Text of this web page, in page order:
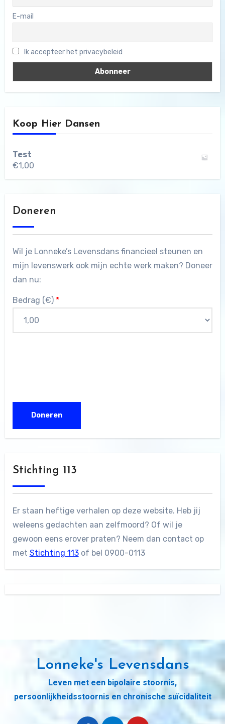
E-mail
Ik accepteer het privacybeleid
Koop Hier Dansen
Test
€1,00
Doneren
Wil je Lonneke’s Levensdans financieel steunen en
mijn levenswerk ook mijn echte werk maken? Doneer
dan nu:
Bedrag (€) *
Stichting 113
Er staan heftige verhalen op deze website. Heb jij
weleens gedachten aan zelfmoord? Of wil je
gewoon eens erover praten? Neem dan contact op
met Stichting 113of bel 0900-0113
Lonneke's Levensdans
Leven met een bipolaire stoornis,
persoonlijkheidsstoornis en chronische suïcidaliteit